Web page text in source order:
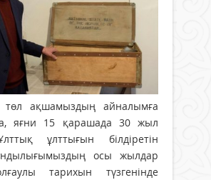
ақшамыздың айналымға
яғни 15 қарашада 30 жыл
ұлттығын білдіретін
осы жылдар
тарихын түзгенінде